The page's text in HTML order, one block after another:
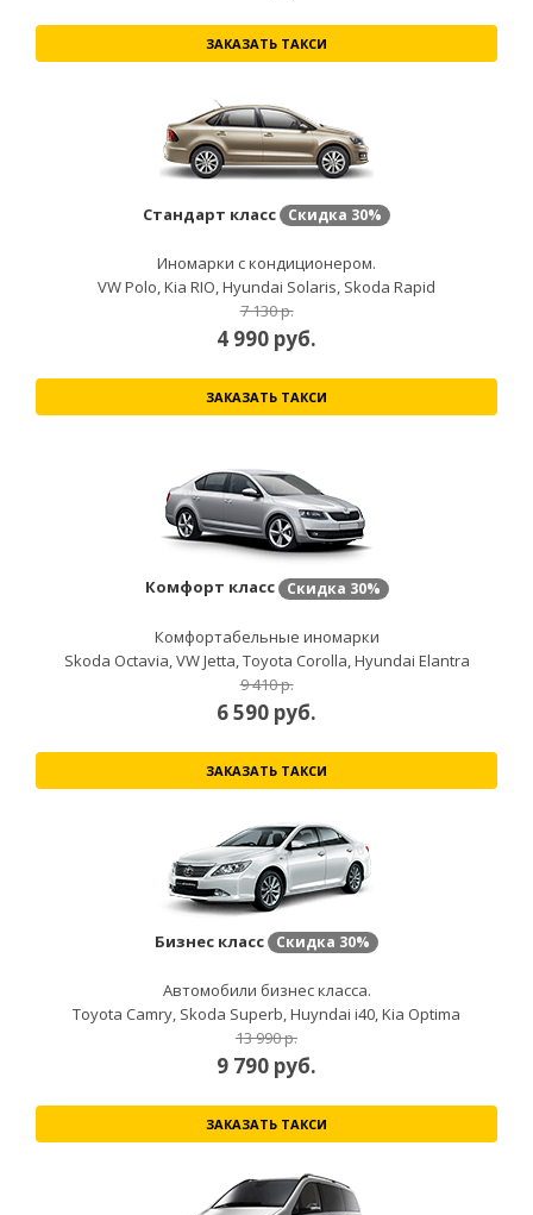
ЗАКАЗАТЬ ТАКСИ
Стандарт класс Скидка 30%
Иномарки с кондиционером.
VW Polo, Kia RIO, Hyundai Solaris, Skoda Rapid
7 130 р.
4 990 руб.
ЗАКАЗАТЬ ТАКСИ
Комфорт класс Скидка 30%
Комфортабельные иномарки
Skoda Octavia, VW Jetta, Toyota Corolla, Hyundai Elantra
9 410 р.
6 590 руб.
ЗАКАЗАТЬ ТАКСИ
Бизнес класс Скидка 30%
Автомобили бизнес класса.
Toyota Camry, Skoda Superb, Huyndai i40, Kia Optima
13 990 р.
9 790 руб.
ЗАКАЗАТЬ ТАКСИ